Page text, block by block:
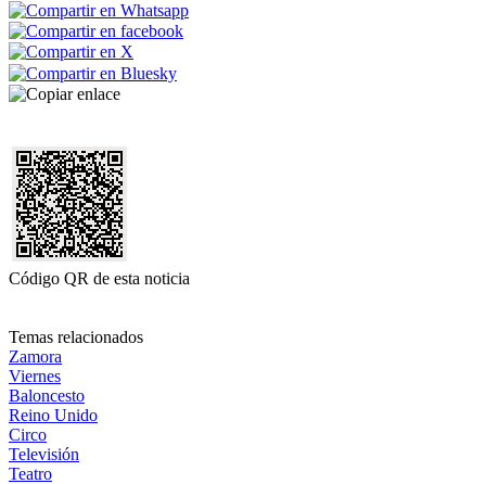
Código QR de esta noticia
Temas relacionados
Zamora
Viernes
Baloncesto
Reino Unido
Circo
Televisión
Teatro